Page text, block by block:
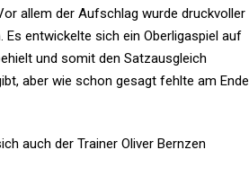
allem der Aufschlag wurde druckvoller
entwickelte sich ein Oberligaspiel auf
und somit den Satzausgleich
aber wie schon gesagt fehlte am Ende
auch der Trainer Oliver Bernzen